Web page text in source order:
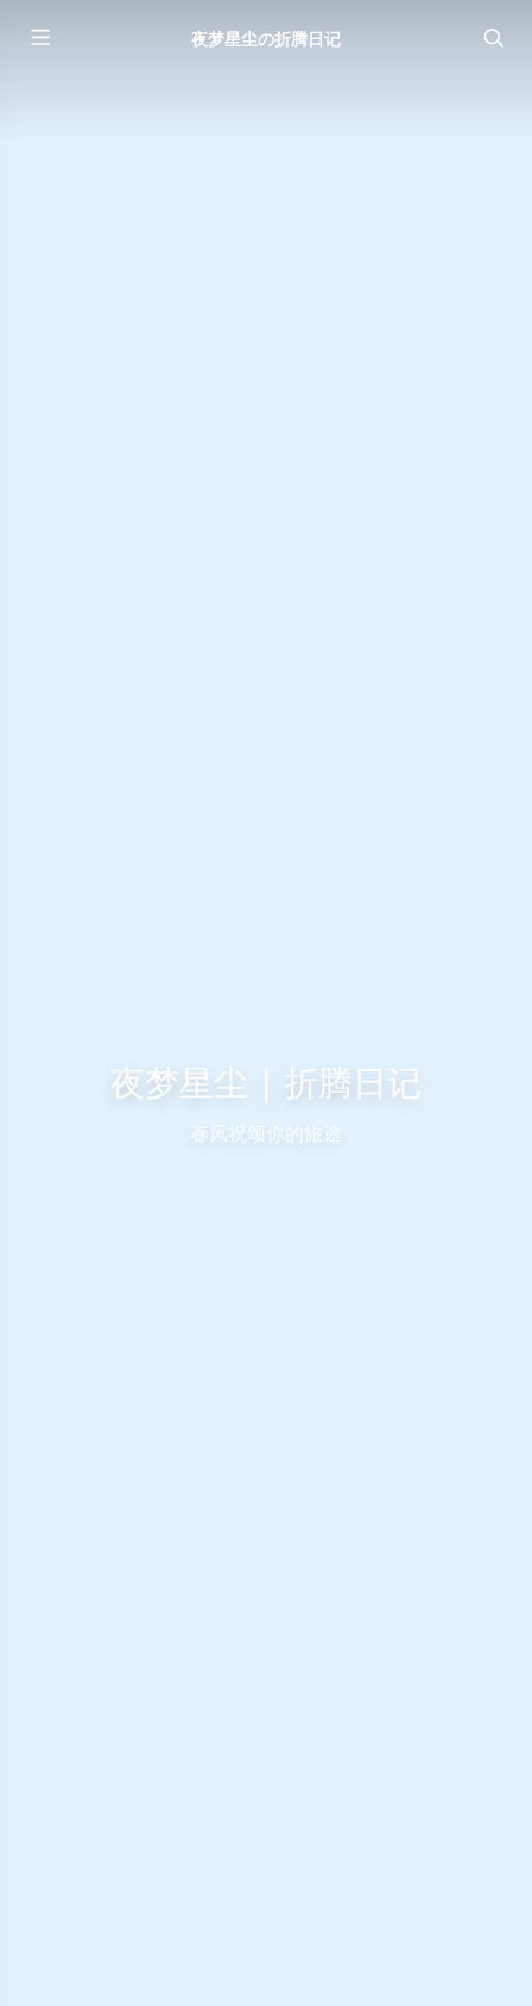
夜梦星尘の折腾日记
夜梦星尘 | 折腾日记
春风祝颂你的旅途